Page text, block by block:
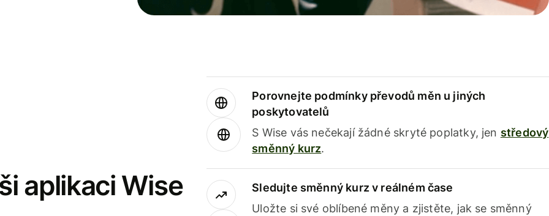
aplikaci Wise
Porovnejte podmínky převodů měn u jiných
poskytovatelů
S Wise vás nečekají žádné skryté poplatky, jen středový
směnný kurz.
Sledujte směnný kurz v reálném čase
Uložte si své oblíbené měny a zjistěte, jak se směnný